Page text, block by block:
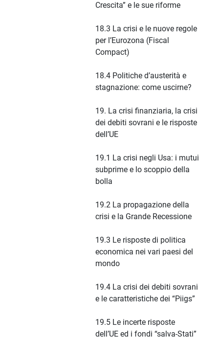
Crescita” e le sue riforme
18.3 La crisi e le nuove regole
per l’Eurozona (Fiscal
Compact)
18.4 Politiche d’austerità e
stagnazione: come uscirne?
19. La crisi finanziaria, la crisi
dei debiti sovrani e le risposte
dell’UE
19.1 La crisi negli Usa: i mutui
subprime e lo scoppio della
bolla
19.2 La propagazione della
crisi e la Grande Recessione
19.3 Le risposte di politica
economica nei vari paesi del
mondo
19.4 La crisi dei debiti sovrani
e le caratteristiche dei “Piigs”
19.5 Le incerte risposte
dell’UE ed i fondi “salva-Stati”